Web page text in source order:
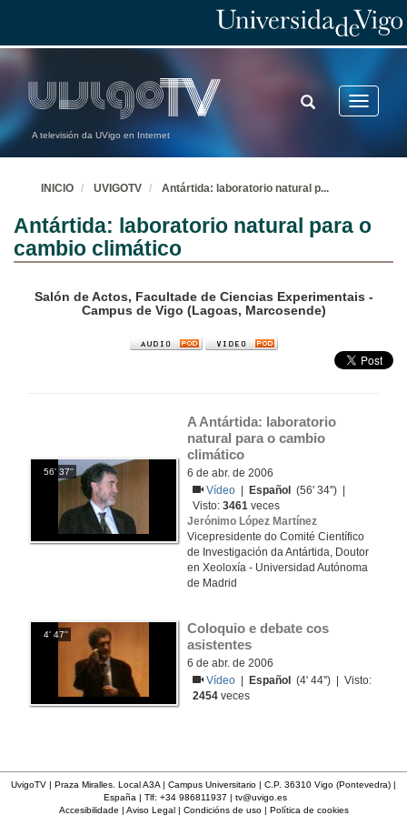
A televisión da UVigo en Internet
Toggle
TOGGLE
SEARCH
INICIO UVIGOTV Antártida: laboratorio natural p...
Antártida: laboratorio natural para o
cambio climático
Salón de Actos, Facultade de Ciencias Experimentais -
Campus de Vigo (Lagoas, Marcosende)
56' 37''
A Antártida: laboratorio
natural para o cambio
climático
6 de abr. de 2006
Vídeo
Español
(56' 34'') |
Visto:3461 veces
Jerónimo López Martínez
Vicepresidente do Comité Científico
de Investigación da Antártida, Doutor
en Xeoloxía - Universidad Autónoma
de Madrid
4' 47''
Coloquio e debate cos
asistentes
6 de abr. de 2006
Vídeo
Español
(4' 44'') | Visto:
2454 veces
UvigoTV | Praza Miralles. Local A3A | Campus Universitario | C.P. 36310 Vigo (Pontevedra) |
España | Tlf: +34 986811937 | tv@uvigo.es
Accesibilidade | Aviso Legal| Condicións de uso| Política de cookies